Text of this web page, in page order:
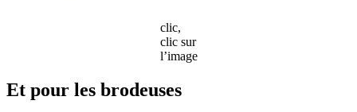
clic,
clic sur
l’image
Et pour les brodeuses